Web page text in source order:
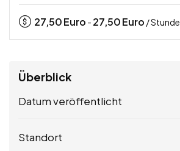
27,50Euro - 27,50Euro / Stunde
Überblick
Datum veröffentlicht
Standort